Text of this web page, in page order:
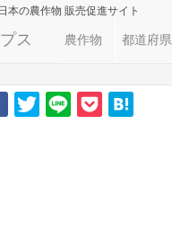
日本の農作物 販売促進サイト
ス 農作物 都道府県